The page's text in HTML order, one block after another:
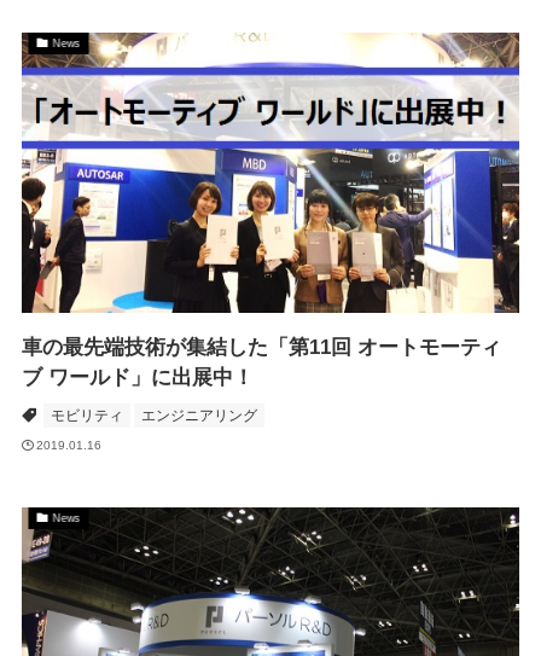
News
車の最先端技術が集結した「第11回 オートモーティ
ブ ワールド」に出展中！
モビリティ エンジニアリング
2019.01.16
News